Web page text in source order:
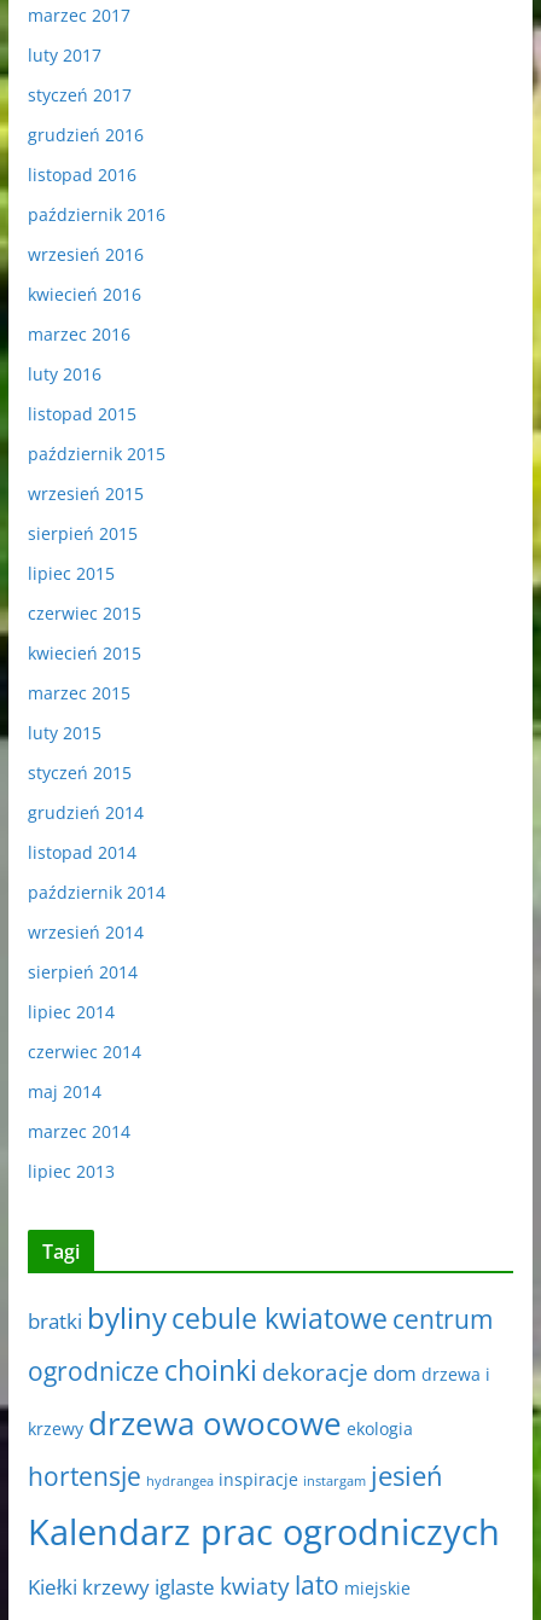
marzec 2017
luty 2017
styczeń 2017
grudzień 2016
listopad 2016
październik 2016
wrzesień 2016
kwiecień 2016
marzec 2016
luty 2016
listopad 2015
październik 2015
wrzesień 2015
sierpień 2015
lipiec 2015
czerwiec 2015
kwiecień 2015
marzec 2015
luty 2015
styczeń 2015
grudzień 2014
listopad 2014
październik 2014
wrzesień 2014
sierpień 2014
lipiec 2014
czerwiec 2014
maj 2014
marzec 2014
lipiec 2013
Tagi
bratki bylinycebule kwiatowe centrum
ogrodnicze choinki dekoracje dom drzewa i
krzewy drzewa owocowe ekologia
hortensje hydrangea inspiracje instargam jesień
Kalendarz prac ogrodniczych
Kiełki krzewy iglaste kwiaty lato miejskie